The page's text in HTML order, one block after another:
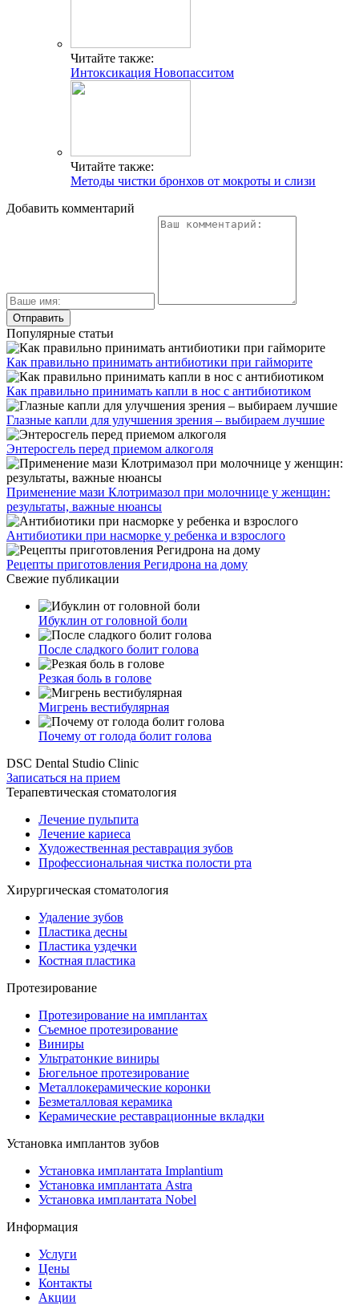
Читайте также:
Интоксикация Новопасситом
Читайте также:
Методы чистки бронхов от мокроты и слизи
Добавить комментарий
Популярные статьи
Как правильно принимать антибиотики при гайморите
Как правильно принимать капли в нос с антибиотиком
Глазные капли для улучшения зрения – выбираем лучшие
Энтеросгель перед приемом алкоголя
Применение мази Клотримазол при молочнице у женщин:
результаты, важные нюансы
Антибиотики при насморке у ребенка и взрослого
Рецепты приготовления Регидрона на дому
Свежие публикации
Ибуклин от головной боли
После сладкого болит голова
Резкая боль в голове
Мигрень вестибулярная
Почему от голода болит голова
DSC Dental Studio Clinic
Записаться на прием
Терапевтическая стоматология
Лечение пульпита
Лечение кариеса
Художественная реставрация зубов
Профессиональная чистка полости рта
Хирургическая стоматология
Удаление зубов
Пластика десны
Пластика уздечки
Костная пластика
Протезирование
Протезирование на имплантах
Съемное протезирование
Виниры
Ультратонкие виниры
Бюгельное протезирование
Металлокерамические коронки
Безметалловая керамика
Керамические реставрационные вкладки
Установка имплантов зубов
Установка имплантата Implantium
Установка имплантата Astra
Установка имплантата Nobel
Информация
Услуги
Цены
Контакты
Акции